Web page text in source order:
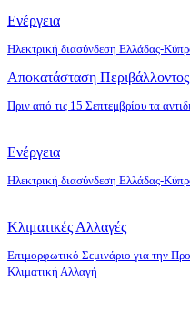
Ενέργεια
Ηλεκτρική διασύνδεση Ελλάδας-
Αποκατάσταση Περιβάλλοντος
Πριν από τις 15 Σεπτεμβρίου τα
Ενέργεια
Ηλεκτρική διασύνδεση Ελλάδας-
Κλιματικές Αλλαγές
Επιμορφωτικό Σεμινάριο για την
Κλιματική Αλλαγή